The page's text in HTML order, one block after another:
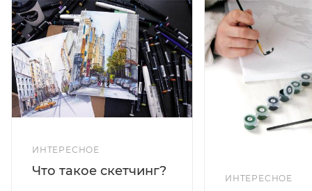
ИНТЕРЕСНОЕ
Что такое скетчинг?
ИНТЕРЕСНОЕ